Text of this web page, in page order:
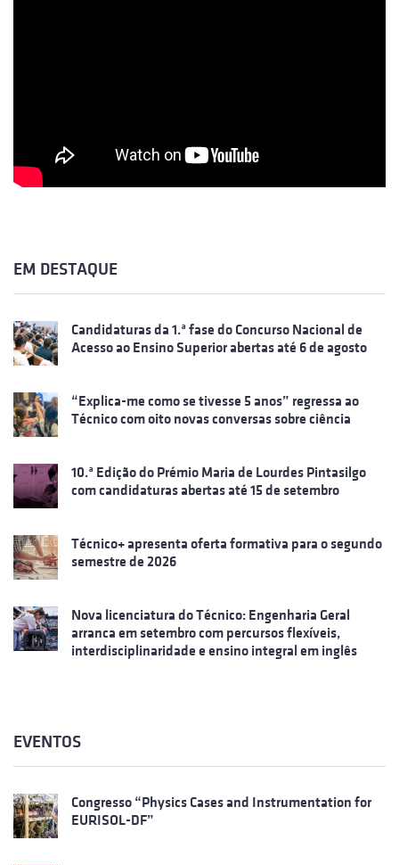
EM DESTAQUE
Candidaturas da 1.ª fase do Concurso Nacional de
Acesso ao Ensino Superior abertas até 6 de agosto
“Explica-me como se tivesse 5 anos” regressa ao
Técnico com oito novas conversas sobre ciência
10.ª Edição do Prémio Maria de Lourdes Pintasilgo
com candidaturas abertas até 15 de setembro
Técnico+ apresenta oferta formativa para o segundo
semestre de 2026
Nova licenciatura do Técnico: Engenharia Geral
arranca em setembro com percursos flexíveis,
interdisciplinaridade e ensino integral em inglês
EVENTOS
Congresso “Physics Cases and Instrumentation for
EURISOL-DF”